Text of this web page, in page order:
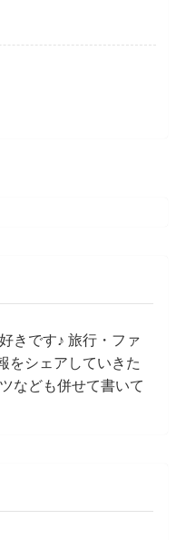
きです♪ 旅行・ファ
をシェアしていきた
なども併せて書いて